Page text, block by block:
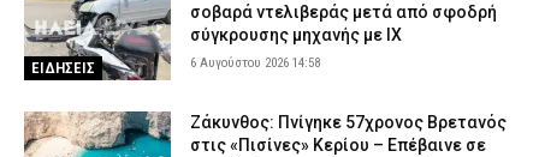
ΕΙΔΗΣΕΙΣ
σοβαρά ντελιβεράς μετά από σφοδρή
σύγκρουσης μηχανής με ΙΧ
6 Αυγούστου 2026 14:58
Ζάκυνθος: Πνίγηκε 57χρονος Βρετανός
στις «Πισίνες» Κερίου – Επέβαινε σε